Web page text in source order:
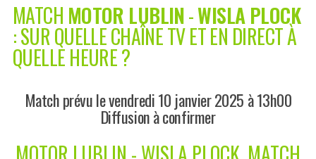
MATCH MOTOR LUBLIN-WISLA PLOCK
: SUR QUELLE CHAÎNE TV ET EN DIRECT À
QUELLE HEURE ?
Match prévu le vendredi 10 janvier 2025 à 13h00
Diffusion à confirmer